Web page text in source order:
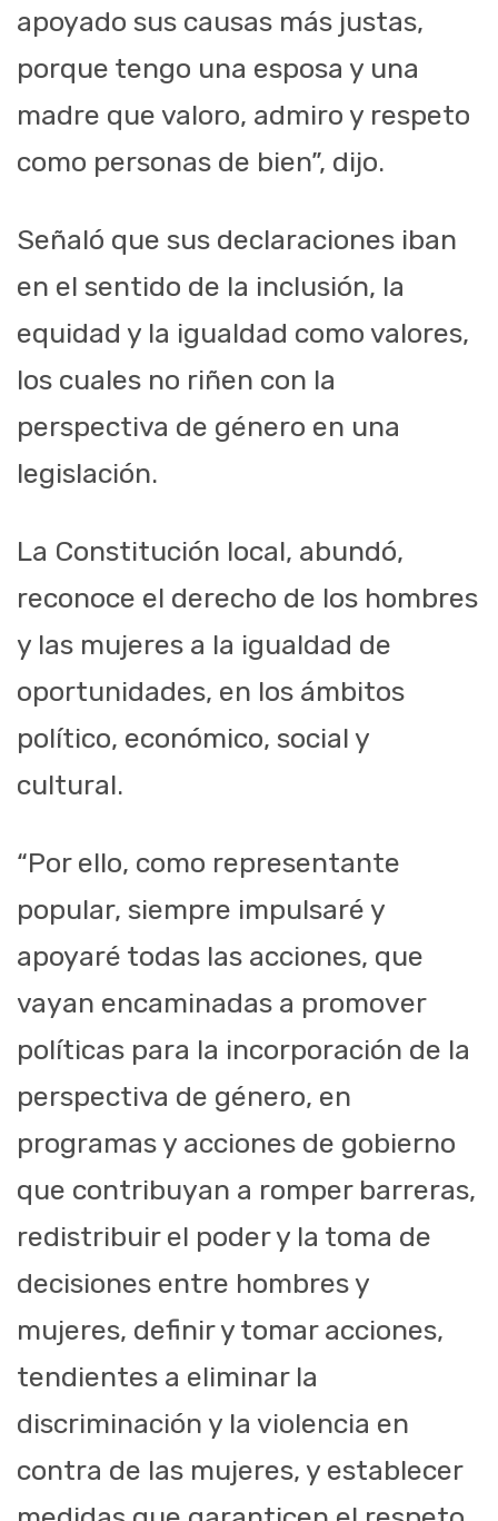
apoyado sus causas más justas,
porque tengo una esposa y una
madre que valoro, admiro y respeto
como personas de bien”, dijo.
Señaló que sus declaraciones iban
en el sentido de la inclusión, la
equidad y la igualdad como valores,
los cuales no riñen con la
perspectiva de género en una
legislación.
La Constitución local, abundó,
reconoce el derecho de los hombres
y las mujeres a la igualdad de
oportunidades, en los ámbitos
político, económico, social y
cultural.
“Por ello, como representante
popular, siempre impulsaré y
apoyaré todas las acciones, que
vayan encaminadas a promover
políticas para la incorporación de la
perspectiva de género, en
programas y acciones de gobierno
que contribuyan a romper barreras,
redistribuir el poder y la toma de
decisiones entre hombres y
mujeres, definir y tomar acciones,
tendientes a eliminar la
discriminación y la violencia en
contra de las mujeres, y establecer